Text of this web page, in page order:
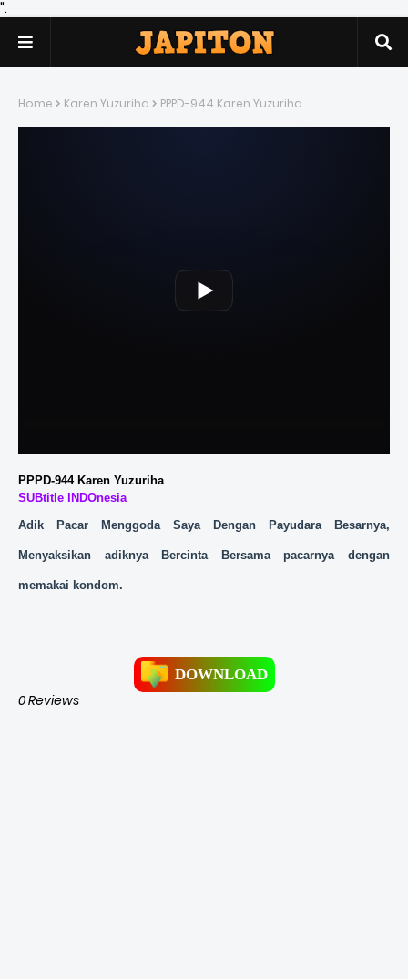
".
Home Karen Yuzuriha PPPD-944 Karen Yuzuriha
PPPD-944 Karen Yuzuriha
SUBtitle INDOnesia
Adik Pacar Menggoda Saya Dengan Payudara Besarnya,
Menyaksikan adiknya Bercinta Bersama pacarnya dengan
memakai kondom.
DOWNLOAD
0 Reviews